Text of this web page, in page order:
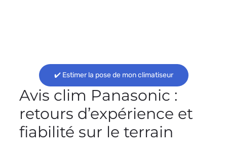
✔️ Estimer la pose de mon climatiseur
Avis clim Panasonic :
retours d’expérience et
fiabilité sur le terrain